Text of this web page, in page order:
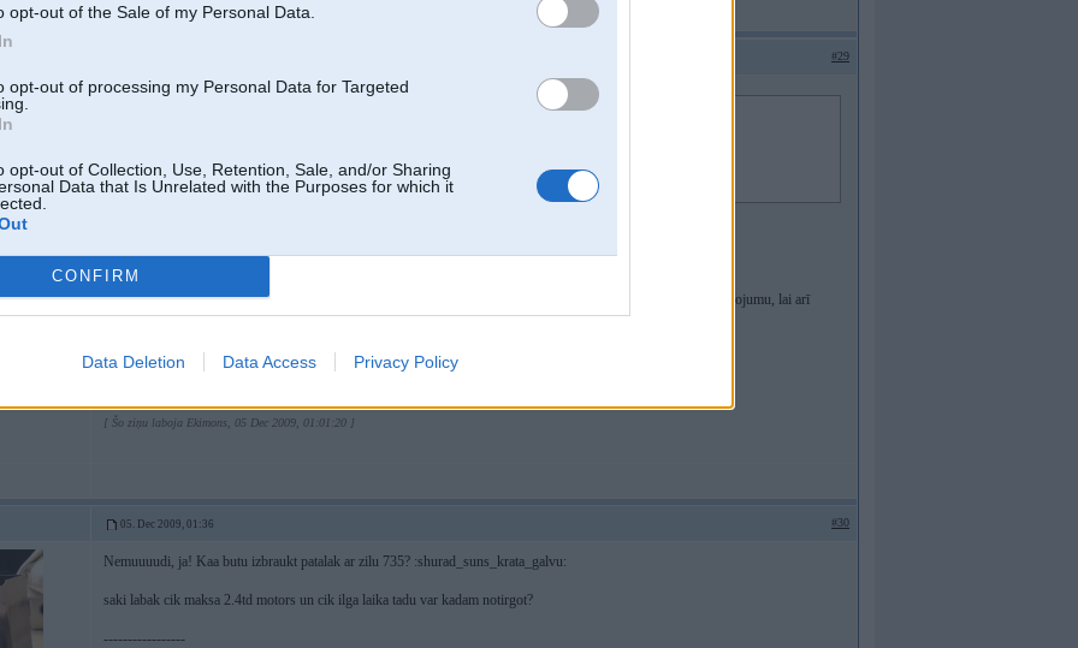
opt-out of the Sale of my Personal Data.
opt-out of processing my Personal Data for Targeted
opt-out of Collection, Use, Retention, Sale, and/or Sharing
Data that Is Unrelated with the Purposes for which it
CONFIRM
Data Deletion Data Access Privacy Policy
#29
http://www.ss.lv/msg/lv/transport/cars/bmw/330/cihbb.html
konkrētais ir KAPI!
2000 gads, uzlikta jaunā seja pēc bāziena, salons pārdilis jēgu, saimnieks TOTĀLI nevīžīgs!!
Mums šodien ienāca ģimenē, kā te saka - vulgaris un morāli novecojis e39ā kuzava tourings ar ļoooti labu aprikojumu, lai arī
meklēju 330d touringu.
Savas funkcijas pilda un ir plašs un salīdzinoši kluss.
[ Šo ziņu laboja Ekimons, 05 Dec 2009, 01:01:20 ]
05. Dec 2009, 01:36 #30
Nemuuuudi, ja! Kaa butu izbraukt patalak ar zilu 735? :shurad_suns_krata_galvu:
saki labak cik maksa 2.4td motors un cik ilga laika tadu var kadam notirgot?
-----------------